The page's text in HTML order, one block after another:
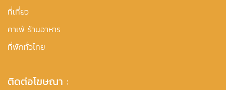
ที่เที่ยว
คาเฟ่ ร้านอาหาร
ที่พักทั่วไทย
ติดต่อโฆษณา :